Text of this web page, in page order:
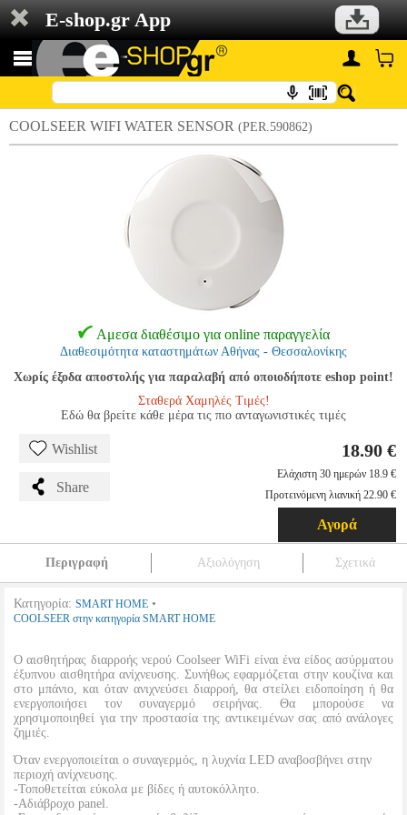
E-shop.gr App
COOLSEER WIFI WATER SENSOR (PER.590862)
Αμεσα διαθέσιμο για online παραγγελία
Διαθεσιμότητα καταστημάτων Αθήνας - Θεσσαλονίκης
Χωρίς έξοδα αποστολής για παραλαβή από οποιοδήποτε eshop point!
Σταθερά Χαμηλές Τιμές!
Εδώ θα βρείτε κάθε μέρα τις πιο ανταγωνιστικές τιμές
Wishlist
Share
18.90 €
Ελάχιστη 30 ημερών 18.9 €
Προτεινόμενη λιανική 22.90 €
Αγορά
Περιγραφή Αξιολόγηση Σχετικά
Κατηγορία: SMART HOME •
COOLSEER στην κατηγορία SMART HOME
Ο αισθητήρας διαρροής νερού Coolseer WiFi είναι ένα είδος ασύρματου
έξυπνου αισθητήρα ανίχνευσης. Συνήθως εφαρμόζεται στην κουζίνα και
στο μπάνιο, και όταν ανιχνεύσει διαρροή, θα στείλει ειδοποίηση ή θα
ενεργοποιήσει τον συναγερμό σειρήνας. Θα μπορούσε να
χρησιμοποιηθεί για την προστασία της αντικειμένων σας από ανάλογες
ζημιές.
Όταν ενεργοποιείται ο συναγερμός, η λυχνία LED αναβοσβήνει στην
περιοχή ανίχνευσης.
-Τοποθετείται εύκολα με βίδες ή αυτοκόλλητο.
-Αδιάβροχο panel.